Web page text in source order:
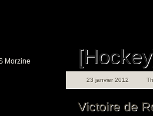
23 janvier 2012
Victoire de